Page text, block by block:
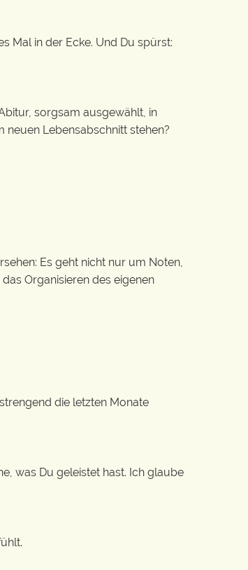
Mal in der Ecke. Und Du spürst:
sorgsam ausgewählt, in
neuen Lebensabschnitt stehen?
Es geht nicht nur um Noten,
Organisieren des eigenen
die letzten Monate
was Du geleistet hast. Ich glaube